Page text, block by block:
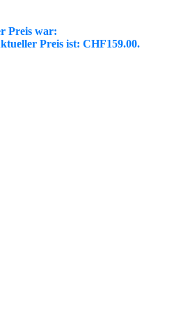
Preis war:
Preis ist: CHF159.00.